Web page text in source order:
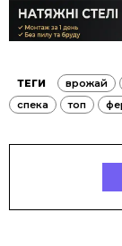
ТЕГИ врожай
спека
топ